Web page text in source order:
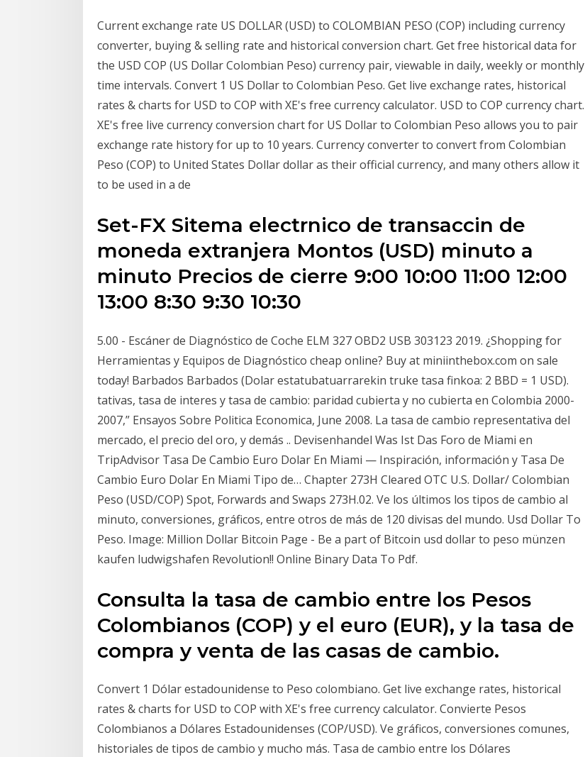
Current exchange rate US DOLLAR (USD) to COLOMBIAN PESO (COP) including currency
converter, buying & selling rate and historical conversion chart. Get free historical data for
the USD COP (US Dollar Colombian Peso) currency pair, viewable in daily, weekly or monthly
time intervals. Convert 1 US Dollar to Colombian Peso. Get live exchange rates, historical
rates & charts for USD to COP with XE's free currency calculator. USD to COP currency chart.
XE's free live currency conversion chart for US Dollar to Colombian Peso allows you to pair
exchange rate history for up to 10 years. Currency converter to convert from Colombian
Peso (COP) to United States Dollar dollar as their official currency, and many others allow it
to be used in a de
Set-FX Sitema electrnico de transaccin de
moneda extranjera Montos (USD) minuto a
minuto Precios de cierre 9:00 10:00 11:00 12:00
13:00 8:30 9:30 10:30
5.00 - Escáner de Diagnóstico de Coche ELM 327 OBD2 USB 303123 2019. ¿Shopping for
Herramientas y Equipos de Diagnóstico cheap online? Buy at miniinthebox.com on sale
today! Barbados Barbados (Dolar estatubatuarrarekin truke tasa finkoa: 2 BBD = 1 USD).
tativas, tasa de interes y tasa de cambio: paridad cubierta y no cubierta en Colombia 2000-
2007,” Ensayos Sobre Politica Economica, June 2008. La tasa de cambio representativa del
mercado, el precio del oro, y demás .. Devisenhandel Was Ist Das Foro de Miami en
TripAdvisor Tasa De Cambio Euro Dolar En Miami — Inspiración, información y Tasa De
Cambio Euro Dolar En Miami Tipo de… Chapter 273H Cleared OTC U.S. Dollar/ Colombian
Peso (USD/COP) Spot, Forwards and Swaps 273H.02. Ve los últimos los tipos de cambio al
minuto, conversiones, gráficos, entre otros de más de 120 divisas del mundo. Usd Dollar To
Peso. Image: Million Dollar Bitcoin Page - Be a part of Bitcoin usd dollar to peso münzen
kaufen ludwigshafen Revolution!! Online Binary Data To Pdf.
Consulta la tasa de cambio entre los Pesos
Colombianos (COP) y el euro (EUR), y la tasa de
compra y venta de las casas de cambio.
Convert 1 Dólar estadounidense to Peso colombiano. Get live exchange rates, historical
rates & charts for USD to COP with XE's free currency calculator. Convierte Pesos
Colombianos a Dólares Estadounidenses (COP/USD). Ve gráficos, conversiones comunes,
historiales de tipos de cambio y mucho más. Tasa de cambio entre los Dólares